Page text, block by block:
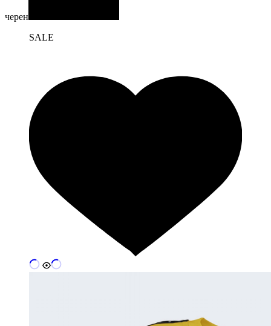
черен
SALE